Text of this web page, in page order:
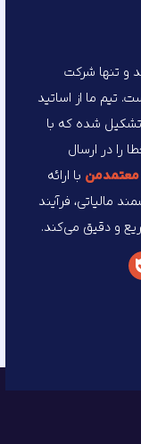
تأسیس شد و تنها شرکت
تیم ما از اساتید
شده که با
را در ارسال
معتمد‌من با ارائه
مالیاتی، فرآیند
و دقیق می‌کند.